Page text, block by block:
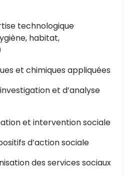
technologique
habitat,
et chimiques appliquées
et d’analyse
et intervention sociale
d’action sociale
des services sociaux